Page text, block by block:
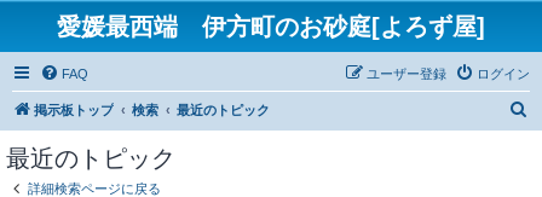
愛媛最西端 伊方町のお砂庭[よろず屋]
FAQ ログイン
ユーザー登録
掲示板トップ 検索 最近のトピック
最近のトピック
詳細検索ページに戻る